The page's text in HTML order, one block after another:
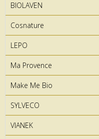
BIOLAVEN
Cosnature
LEPO
Ma Provence
Make Me Bio
SYLVECO
VIANEK